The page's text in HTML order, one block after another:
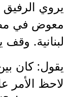
لبنانية.
لاحظ الأمر